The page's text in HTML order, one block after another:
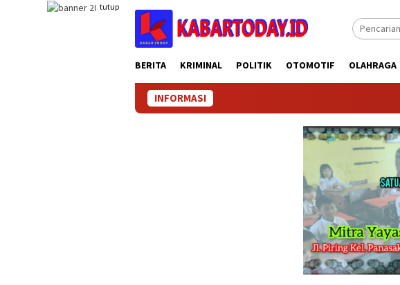
tutup
BERITA KRIMINAL POLITIK OTOMOTIF OLAHRAGA
INFORMASI